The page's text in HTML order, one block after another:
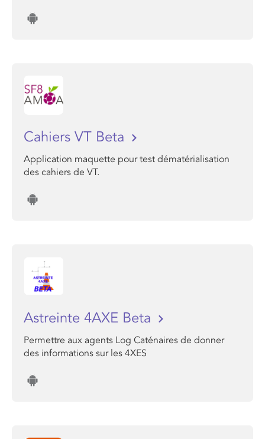
Cahiers VT Beta
Application maquette pour test dématérialisation
des cahiers de VT.
Astreinte 4AXE Beta
Permettre aux agents Log Caténaires de donner
des informations sur les 4XES